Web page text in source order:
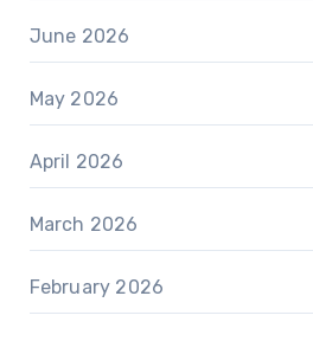
June 2026
May 2026
April 2026
March 2026
February 2026